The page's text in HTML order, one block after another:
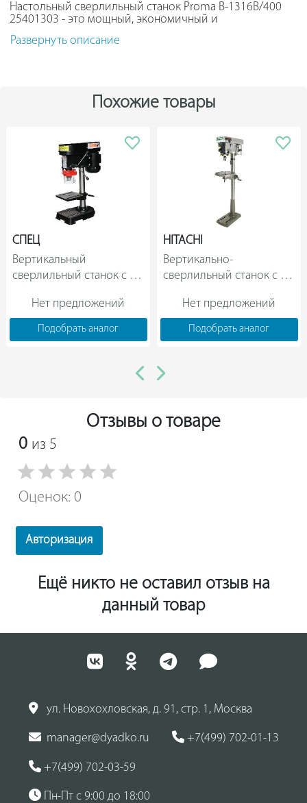
Настольный сверлильный станок Proma B-1316B/400
25401303 - это мощный, экономичный и
многофункциональный станок для работы в условиях
производств или ремонтных мастерских.
Эффективное освещение рабочей зоны способствует
быстрой и точной установке детали в тиски.
головка, различные держатели и другие устройства,
расширяющие область применения станка.
Развернуть описание
Похожие товары
СПЕЦ
Вертикальный
сверлильный станок с
Нет предложений
Подобрать аналог
HITACHI
Вертикально-
сверлильный станок с
Нет предложений
Подобрать аналог
Отзывы о товаре
0 из 5
Оценок: 0
Авторизация
Ещё никто не оставил отзыв на
данный товар
ул. Новохохловская, д. 91, стр. 1, Москва
manager@dyadko.ru +7(499) 702-01-13
+7(499) 702-03-59
Пн-Пт с 9:00 до 18:00